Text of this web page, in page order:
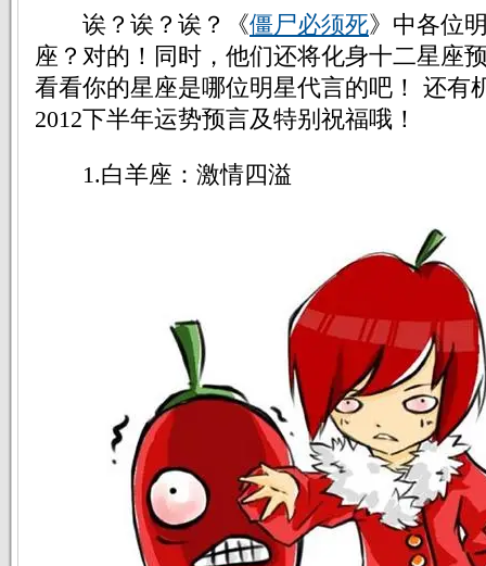
诶？诶？诶？《僵尸必须死》中各位
座？对的！同时，他们还将化身十二星座
看看你的星座是哪位明星代言的吧！ 还有
2012下半年运势预言及特别祝福哦！
1.白羊座：激情四溢